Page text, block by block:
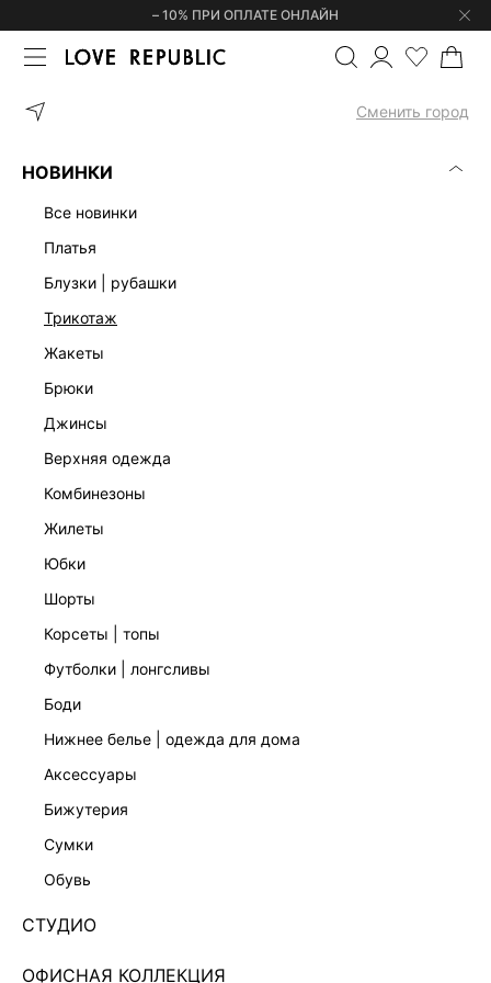
– 10% ПРИ ОПЛАТЕ ОНЛАЙН
Сменить город
НОВИНКИ
все новинки
платья
блузки | рубашки
трикотаж
жакеты
брюки
джинсы
верхняя одежда
комбинезоны
жилеты
юбки
шорты
корсеты | топы
футболки | лонгсливы
боди
нижнее белье | одежда для дома
аксессуары
бижутерия
сумки
обувь
СТУДИО
ОФИСНАЯ КОЛЛЕКЦИЯ
ГЛАВНАЯ РЕМЕНЬ ИЗ
Нет в наличии
ЦВЕТ:КОРИЧНЕВЫЙ